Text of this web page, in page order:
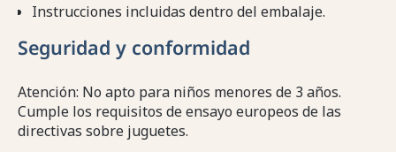
Instrucciones incluidas dentro del embalaje.
Seguridad y conformidad
Atención: No apto para niños menores de 3 años.
Cumple los requisitos de ensayo europeos de las
directivas sobre juguetes.